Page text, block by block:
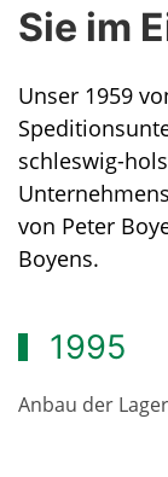
Sie im
Unser 1959
schleswig-
von Peter
Boyens.
1995
Anbau der
Waschstraße